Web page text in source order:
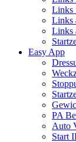
Links
Links
Links
Easy App
PA
Auto
Start